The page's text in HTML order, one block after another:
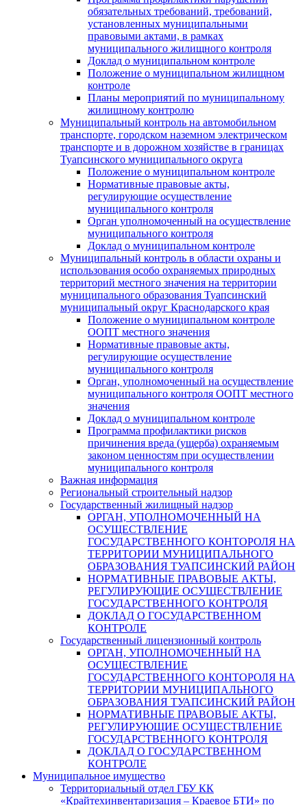
обязательных требований, требований,
установленных муниципальными
правовыми актами, в рамках
муниципального жилищного контроля
Доклад о муниципальном контроле
Положение о муниципальном жилищном
контроле
Планы мероприятий по муниципальному
жилищному контролю
Муниципальный контроль на автомобильном
транспорте, городском наземном электрическом
транспорте и в дорожном хозяйстве в границах
Туапсинского муниципального округа
Положение о муниципальном контроле
Нормативные правовые акты,
регулирующие осуществление
муниципального контроля
Орган уполномоченный на осуществление
муниципального контроля
Доклад о муниципальном контроле
Муниципальный контроль в области охраны и
использования особо охраняемых природных
территорий местного значения на территории
муниципального образования Туапсинский
муниципальный округ Краснодарского края
Положение о муниципальном контроле
ООПТ местного значения
Нормативные правовые акты,
регулирующие осуществление
муниципального контроля
Орган, уполномоченный на осуществление
муниципального контроля ООПТ местного
значения
Доклад о муниципальном контроле
Программа профилактики рисков
причинения вреда (ущерба) охраняемым
законом ценностям при осуществлении
муниципального контроля
Важная информация
Региональный строительный надзор
Государственный жилищный надзор
ОРГАН, УПОЛНОМОЧЕННЫЙ НА
ОСУЩЕСТВЛЕНИЕ
ГОСУДАРСТВЕННОГО КОНТОРОЛЯ НА
ТЕРРИТОРИИ МУНИЦИПАЛЬНОГО
ОБРАЗОВАНИЯ ТУАПСИНСКИЙ РАЙОН
НОРМАТИВНЫЕ ПРАВОВЫЕ АКТЫ,
РЕГУЛИРУЮЩИЕ ОСУЩЕСТВЛЕНИЕ
ГОСУДАРСТВЕННОГО КОНТРОЛЯ
ДОКЛАД О ГОСУДАРСТВЕННОМ
КОНТРОЛЕ
Государственный лицензионный контроль
ОРГАН, УПОЛНОМОЧЕННЫЙ НА
ОСУЩЕСТВЛЕНИЕ
ГОСУДАРСТВЕННОГО КОНТОРОЛЯ НА
ТЕРРИТОРИИ МУНИЦИПАЛЬНОГО
ОБРАЗОВАНИЯ ТУАПСИНСКИЙ РАЙОН
НОРМАТИВНЫЕ ПРАВОВЫЕ АКТЫ,
РЕГУЛИРУЮЩИЕ ОСУЩЕСТВЛЕНИЕ
ГОСУДАРСТВЕННОГО КОНТРОЛЯ
ДОКЛАД О ГОСУДАРСТВЕННОМ
КОНТРОЛЕ
Муниципальное имущество
Территориальный отдел ГБУ КК
«Крайтехинвентаризация – Краевое БТИ» по